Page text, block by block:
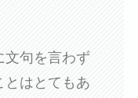
文句を言わず
とはとてもあ